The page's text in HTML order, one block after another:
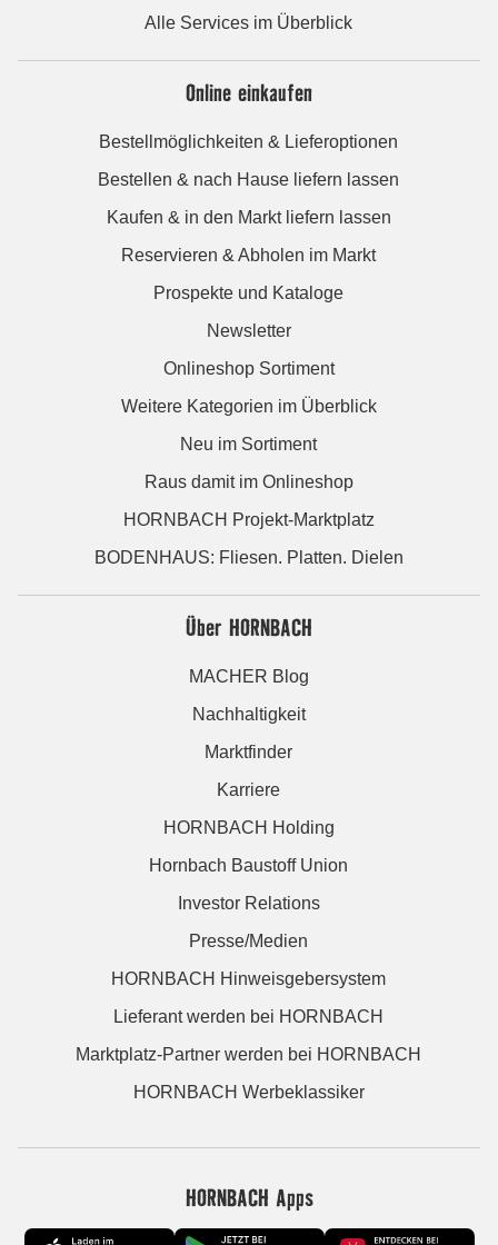
Alle Services im Überblick
Online einkaufen
Bestellmöglichkeiten & Lieferoptionen
Bestellen & nach Hause liefern lassen
Kaufen & in den Markt liefern lassen
Reservieren & Abholen im Markt
Prospekte und Kataloge
Newsletter
Onlineshop Sortiment
Weitere Kategorien im Überblick
Neu im Sortiment
Raus damit im Onlineshop
HORNBACH Projekt-Marktplatz
BODENHAUS: Fliesen. Platten. Dielen
Über HORNBACH
MACHER Blog
Nachhaltigkeit
Marktfinder
Karriere
HORNBACH Holding
Hornbach Baustoff Union
Investor Relations
Presse/Medien
HORNBACH Hinweisgebersystem
Lieferant werden bei HORNBACH
Marktplatz-Partner werden bei HORNBACH
HORNBACH Werbeklassiker
HORNBACH Apps